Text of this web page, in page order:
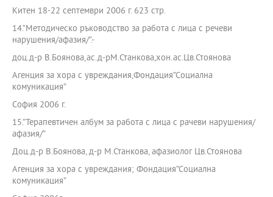
Китен 18-22 септември 2006 г. 623 стр.
14.”Методическо ръководство за работа с лица с речеви
нарушения/афазия/”.-
доц.д-р В.Боянова,ас.д-рМ.Станкова,хон.ас.Цв.Стоянова
Агенция за хора с увреждания,Фондация”Социална
комуникация”
София 2006 г.
15.”Терапевтичен албум за работа с лица с рачеви нарушения/
афазия/”
Доц.д-р В.Боянова, д-р М.Станкова, афазиолог Цв.Стоянова
Агенция за хора с увреждания; Фондация”Социална
комуникация”